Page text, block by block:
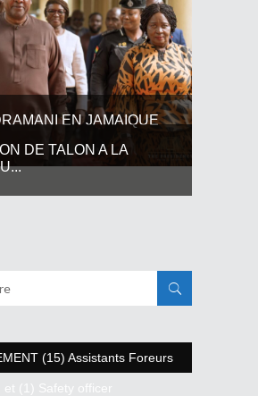
EN JAMAIQUE
DE TALON A LA
(15) Assistants Foreurs
et (1) Safety officer